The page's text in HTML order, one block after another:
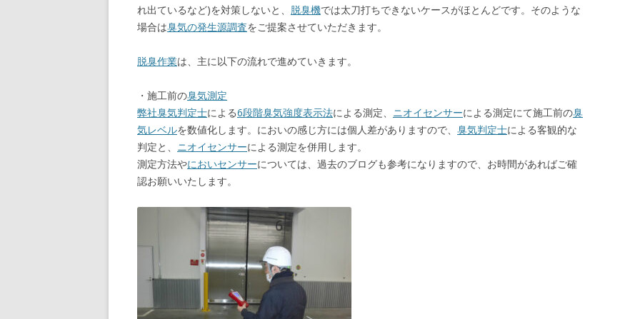
れ出ているなど)を対策しないと、 脱臭機では太刀打ちできないケースがほとんどです。そのような
場合は臭気の発生源調査をご提案させていただきます。
脱臭作業は、主に以下の流れで進めていきます。
・施工前の臭気測定
弊社臭気判定士による6段階臭気強度表示法による測定、 ニオイセンサーによる測定にて施工前の臭
気レベルを数値化します。においの感じ方には個人差がありますので、 臭気判定士による客観的な
判定と、 ニオイセンサーによる測定を併用します。
測定方法やにおいセンサーについては、過去のブログも参考になりますので、お時間があればご確
認お願いいたします。